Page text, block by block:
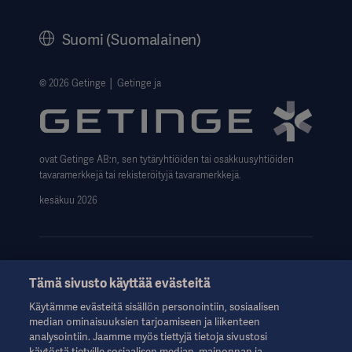
Website Privacy Policy
Website use disclaimer
Data Subject Request Form
Suomi (Suomalainen)
© 2026 Getinge │ Getinge ja
ovat Getinge AB:n, sen tytäryhtiöiden tai osakkuusyhtiöiden
tavaramerkkejä tai rekisteröityjä tavaramerkkejä.
kesäkuu 2026
Nämä tiedot on tarkoitettu vain terveydenhuollon ammattilaisille
tai muille alan ammattilaisille, ja ne on tarkoitettu vain tiedoksi.
Ne eivät ole kattavia, eikä niitä siksi tule pitää käyttöohjeen,
huolto-oppaan tai lääketieteellisen neuvonnan korvikkeena.
Tämä sivusto käyttää evästeitä
Käytämme evästeitä sisällön personointiin, sosiaalisen
median ominaisuuksien tarjoamiseen ja liikenteen
analysointiin. Jaamme myös tiettyjä tietoja sivustosi